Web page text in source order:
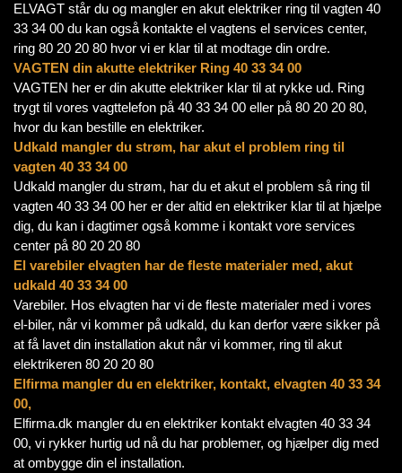
ELVAGT står du og mangler en akut elektriker ring til vagten 40
33 34 00 du kan også kontakte el vagtens el services center,
ring 80 20 20 80 hvor vi er klar til at modtage din ordre.
VAGTEN din akutte elektriker Ring 40 33 34 00
VAGTEN her er din akutte elektriker klar til at rykke ud. Ring
trygt til vores vagttelefon på 40 33 34 00 eller på 80 20 20 80,
hvor du kan bestille en elektriker.
Udkald mangler du strøm, har akut el problem ring til
vagten 40 33 34 00
Udkald mangler du strøm, har du et akut el problem så ring til
vagten 40 33 34 00 her er der altid en elektriker klar til at hjælpe
dig, du kan i dagtimer også komme i kontakt vore services
center på 80 20 20 80
El varebiler elvagten har de fleste materialer med, akut
udkald 40 33 34 00
Varebiler. Hos elvagten har vi de fleste materialer med i vores
el-biler, når vi kommer på udkald, du kan derfor være sikker på
at få lavet din installation akut når vi kommer, ring til akut
elektrikeren 80 20 20 80
Elfirma mangler du en elektriker, kontakt, elvagten 40 33 34
00,
Elfirma.dk mangler du en elektriker kontakt elvagten 40 33 34
00, vi rykker hurtig ud nå du har problemer, og hjælper dig med
at ombygge din el installation.